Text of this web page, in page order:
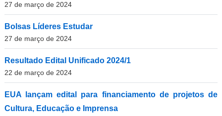
27 de março de 2024
Bolsas Líderes Estudar
27 de março de 2024
Resultado Edital Unificado 2024/1
22 de março de 2024
EUA lançam edital para financiamento de projetos de
Cultura, Educação e Imprensa